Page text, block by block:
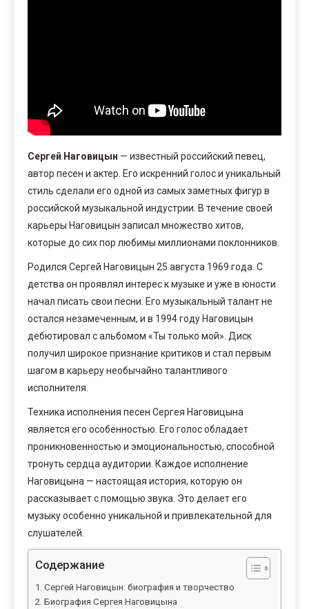
Сергей Наговицын — известный российский певец,
автор песен и актер. Его искренний голос и уникальный
стиль сделали его одной из самых заметных фигур в
российской музыкальной индустрии. В течение своей
карьеры Наговицын записал множество хитов,
которые до сих пор любимы миллионами поклонников.
Родился Сергей Наговицын 25 августа 1969 года. С
детства он проявлял интерес к музыке и уже в юности
начал писать свои песни. Его музыкальный талант не
остался незамеченным, и в 1994 году Наговицын
дебютировал с альбомом «Ты только мой». Диск
получил широкое признание критиков и стал первым
шагом в карьеру необычайно талантливого
исполнителя.
Техника исполнения песен Сергея Наговицына
является его особенностью. Его голос обладает
проникновенностью и эмоциональностью, способной
тронуть сердца аудитории. Каждое исполнение
Наговицына — настоящая история, которую он
рассказывает с помощью звука. Это делает его
музыку особенно уникальной и привлекательной для
слушателей.
Содержание
Сергей Наговицын: биография и творчество
Биография Сергея Наговицына